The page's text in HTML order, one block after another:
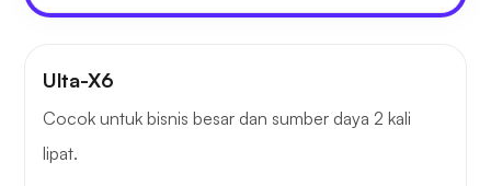
Ulta-X6
Cocok untuk bisnis besar dan sumber daya 2 kali
lipat.